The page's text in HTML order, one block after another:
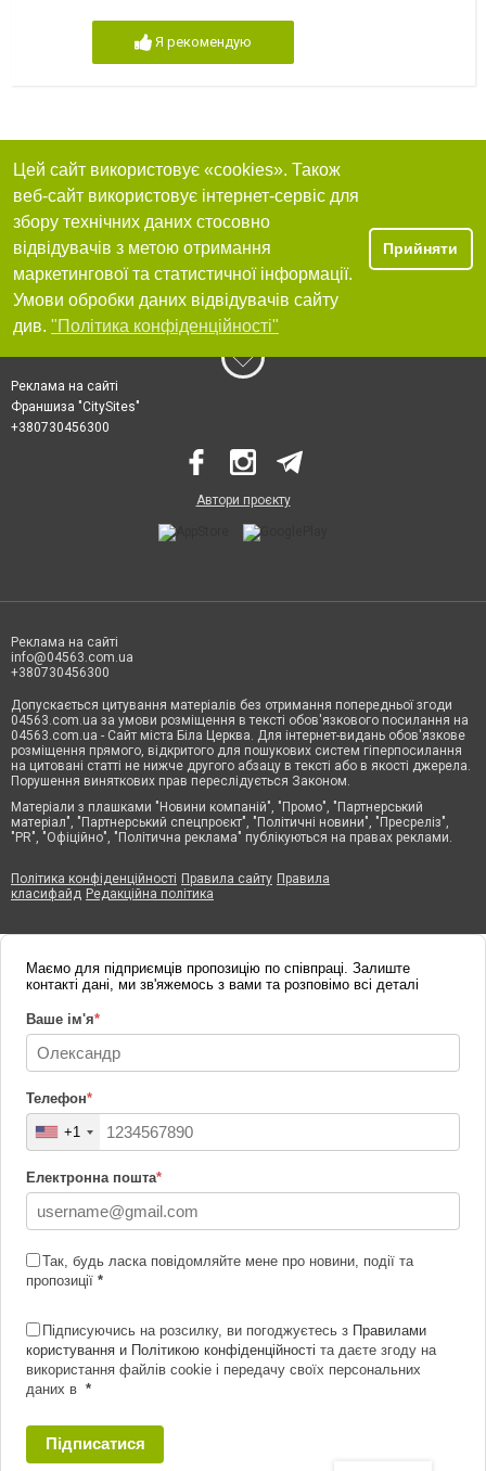
Я рекомендую
Цей сайт використовує «cookies». Також
веб-сайт використовує інтернет-сервіс для
збору технічних даних стосовно
відвідувачів з метою отримання
маркетингової та статистичної інформації.
Умови обробки даних відвідувачів сайту
див. "Політика конфіденційності"
Прийняти
Реклама на сайті
Франшиза "CitySites"
+380730456300
Автори проєкту
Реклама на сайті
info@04563.com.ua
+380730456300
Допускається цитування матеріалів без отримання попередньої згоди
04563.com.ua за умови розміщення в тексті обов'язкового посилання на
04563.com.ua - Сайт міста Біла Церква. Для інтернет-видань обов'язкове
розміщення прямого, відкритого для пошукових систем гіперпосилання
на цитовані статті не нижче другого абзацу в тексті або в якості джерела.
Порушення виняткових прав переслідується Законом.
Матеріали з плашками "Новини компаній", "Промо", "Партнерський
матеріал", "Партнерський спецпроєкт", "Політичні новини", "Пресреліз",
"PR", "Офіційно", "Політична реклама" публікуються на правах реклами.
Політика конфіденційності Правила сайту Правила
класифайд Редакційна політика
Маємо для підприємців пропозицію по співпраці. Залиште
контакті дані, ми зв'яжемось з вами та розповімо всі деталі
Ваше ім'я*
Телефон*
+1
Електронна пошта*
Так, будь ласка повідомляйте мене про новини, події та
пропозиції *
Підписуючись на розсилку, ви погоджуєтесь з Правилами
користування и Політикою конфіденційності та даєте згоду на
використання файлів cookie і передачу своїх персональних
даних в *
Підписатися